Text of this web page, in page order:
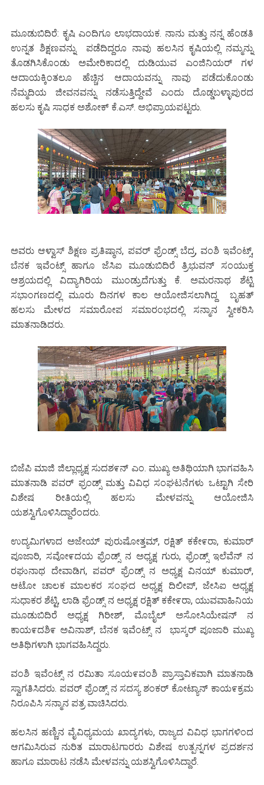
ಮೂಡುಬಿದಿರೆ: ಕೃಷಿ ಎಂದಿಗೂ ಲಾಭದಾಯಕ. ನಾನು ಮತ್ತು ನನ್ನ ಹೆಂಡತಿ
ಉನ್ನತ ಶಿಕ್ಷಣವನ್ನು ಪಡೆದಿದ್ದರೂ ನಾವು ಹಲಸಿನ ಕೃಷಿಯಲ್ಲಿ ನಮ್ಮನ್ನು
ತೊಡಗಿಸಿಕೊಂಡು ಅಮೇರಿಕಾದಲ್ಲಿ ದುಡಿಯುವ ಎಂಜಿನಿಯರ್ ಗಳ
ಆದಾಯಕ್ಕಿಂತಲೂ ಹೆಚ್ಚಿನ ಆದಾಯವನ್ನು ನಾವು ಪಡೆದುಕೊಂಡು
ನೆಮ್ಮದಿಯ ಜೀವನವನ್ನು ನಡೆಸುತ್ತಿದ್ದೇವೆ ಎಂದು ದೊಡ್ಡಬಳ್ಳಾಪುರದ
ಹಲಸು ಕೃಷಿ ಸಾಧಕ ಅಶೋಕ್ ಕೆ.ಎಸ್. ಅಭಿಪ್ರಾಯಪಟ್ಟರು.
ಅವರು ಆಳ್ವಾಸ್ ಶಿಕ್ಷಣ ಪ್ರತಿಷ್ಠಾನ, ಪವರ್ ಫ್ರೆಂಡ್ಸ್ ಬೆದ್ರ, ವಂಶಿ ಇವೆಂಟ್ಸ್,
ಬೆನಕ ಇವೆಂಟ್ಸ್ ಹಾಗೂ ಜೆಸಿಐ ಮೂಡುಬಿದಿರೆ ತ್ರಿಭುವನ್ ಸಂಯುಕ್ತ
ಆಶ್ರಯದಲ್ಲಿ ವಿದ್ಯಾಗಿರಿಯ ಮುಂಡ್ರುದೆಗುತ್ತು ಕೆ. ಅಮರನಾಥ ಶೆಟ್ಟಿ
ಸಭಾಂಗಣದಲ್ಲಿ ಮೂರು ದಿನಗಳ ಕಾಲ ಆಯೋಜಿಸಲಾಗಿದ್ದ ಬೃಹತ್
ಹಲಸು ಮೇಳದ ಸಮಾರೋಪ ಸಮಾರಂಭದಲ್ಲಿ ಸನ್ಮಾನ ಸ್ವೀಕರಿಸಿ
ಮಾತನಾಡಿದರು.
ಬಿಜೆಪಿ ಮಾಜಿ ಜಿಲ್ಲಾಧ್ಯಕ್ಷ ಸುದಶ೯ನ್ ಎಂ. ಮುಖ್ಯ ಅತಿಥಿಯಾಗಿ ಭಾಗವಹಿಸಿ
ಮಾತನಾಡಿ ಪವರ್ ಫ್ರಂಡ್ಸ್ ಮತ್ತು ವಿವಿಧ ಸಂಘಟನೆಗಳು ಒಟ್ಟಾಗಿ ಸೇರಿ
ವಿಶೇಷ ರೀತಿಯಲ್ಲಿ ಹಲಸು ಮೇಳವನ್ನು ಆಯೋಜಿಸಿ
ಯಶಸ್ವಿಗೊಳಿಸಿದ್ದಾರೆಂದರು.
ಉದ್ಯಮಿಗಳಾದ ಅಜೇಯ್ ಪುರುಷೋತ್ತಮ್, ರಕ್ಷಿತ್ ಕಕೇ೯ರಾ, ಕುಮಾರ್
ಪೂಜಾರಿ, ಸವೋ೯ದಯ ಫ್ರೆಂಡ್ಸ್ ನ ಅಧ್ಯಕ್ಷ ಗುರು, ಫ್ರೆಂಡ್ಸ್ ಇಲೆವೆನ್ ನ
ರಘುನಾಥ ದೇವಾಡಿಗ, ಪವರ್ ಫ್ರೆಂಡ್ಸ್ ನ ಅಧ್ಯಕ್ಷ ವಿನಯ್ ಕುಮಾರ್,
ಆಟೋ ಚಾಲಕ ಮಾಲಕರ ಸಂಘದ ಅಧ್ಯಕ್ಷ ದಿಲೀಪ್, ಜೇಸಿಐ ಅಧ್ಯಕ್ಷ
ಸುಧಾಕರ ಶೆಟ್ಟಿ, ಲಾಡಿ ಫ್ರೆಂಡ್ಸ್ ನ ಅಧ್ಯಕ್ಷ ರಕ್ಷಿತ್ ಕಕೇ೯ರಾ, ಯುವವಾಹಿನಿಯ
ಮೂಡುಬಿದಿರೆ ಅಧ್ಯಕ್ಷ ಗಿರೀಶ್, ಮೊಬೈಲ್ ಅಸೋಸಿಯೇಷನ್ ನ
ಕಾಯ೯ದಶಿ೯ ಅವಿನಾಶ್, ಬೆನಕ ಇವೆಂಟ್ಸ್ ನ ಭಾಸ್ಕರ್ ಪೂಜಾರಿ ಮುಖ್ಯ
ಅತಿಥಿಗಳಾಗಿ ಭಾಗವಹಿಸಿದ್ದರು.
ವಂಶಿ ಇವೆಂಟ್ಸ್ ನ ರಮಿತಾ ಸೂಯ೯ವಂಶಿ ಪ್ರಾಸ್ತಾವಿಕವಾಗಿ ಮಾತನಾಡಿ
ಸ್ವಾಗತಿಸಿದರು. ಪವರ್ ಫ್ರೆಂಡ್ಸ್ ನ ಸದಸ್ಯ ಶಂಕರ್ ಕೋಟ್ಯಾನ್ ಕಾಯ೯ಕ್ರಮ
ನಿರೂಪಿಸಿ ಸನ್ಮಾನ ಪತ್ರ ವಾಚಿಸಿದರು.
ಹಲಸಿನ ಹಣ್ಣಿನ ವೈವಿಧ್ಯಮಯ ಖಾದ್ಯಗಳು, ರಾಜ್ಯದ ವಿವಿಧ ಭಾಗಗಳಿಂದ
ಆಗಮಿಸಿರುವ ನುರಿತ ಮಾರಾಟಗಾರರು ವಿಶೇಷ ಉತ್ಪನ್ನಗಳ ಪ್ರದರ್ಶನ
ಹಾಗೂ ಮಾರಾಟ ನಡೆಸಿ ಮೇಳವನ್ನು ಯಶಸ್ವಿಗೊಳಿಸಿದ್ದಾರೆ.